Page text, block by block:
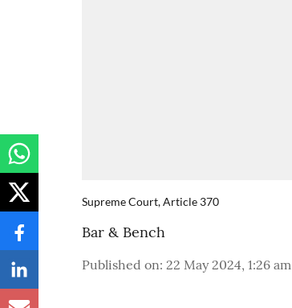
Supreme Court, Article 370
Bar & Bench
Published on: 22 May 2024, 1:26 am